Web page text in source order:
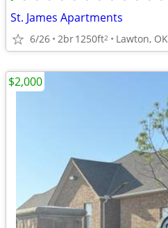
St. James Apartments
6/26 2br1250ft2 Lawton, OK
$2,000